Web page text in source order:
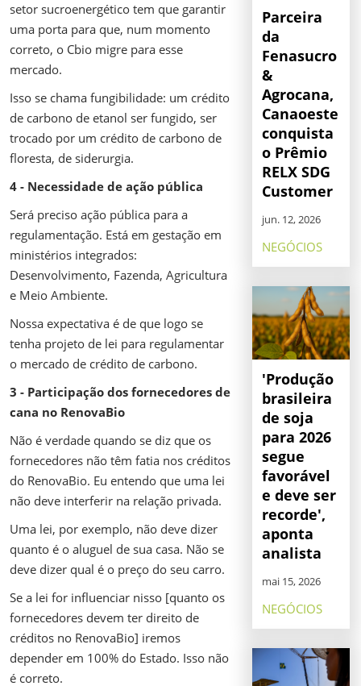
setor sucroenergético tem que garantir
uma porta para que, num momento
correto, o Cbio migre para esse
mercado.
Isso se chama fungibilidade: um crédito
de carbono de etanol ser fungido, ser
trocado por um crédito de carbono de
floresta, de siderurgia.
4 - Necessidade de ação pública
Será preciso ação pública para a
regulamentação. Está em gestação em
ministérios integrados:
Desenvolvimento, Fazenda, Agricultura
e Meio Ambiente.
Nossa expectativa é de que logo se
tenha projeto de lei para regulamentar
o mercado de crédito de carbono.
3 - Participação dos fornecedores de
cana no RenovaBio
Não é verdade quando se diz que os
fornecedores não têm fatia nos créditos
do RenovaBio. Eu entendo que uma lei
não deve interferir na relação privada.
Uma lei, por exemplo, não deve dizer
quanto é o aluguel de sua casa. Não se
deve dizer qual é o preço do seu carro.
Se a lei for influenciar nisso [quanto os
fornecedores devem ter direito de
créditos no RenovaBio] iremos
depender em 100% do Estado. Isso não
é correto.
Parceira
da
Fenasucro
&
Agrocana,
Canaoeste
conquista
o Prêmio
RELX SDG
Customer
jun. 12, 2026
NEGÓCIOS
'Produção
brasileira
de soja
para 2026
segue
favorável
e deve ser
recorde',
aponta
analista
mai 15, 2026
NEGÓCIOS